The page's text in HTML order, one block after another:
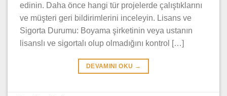
edinin. Daha önce hangi tür projelerde çalıştıklarını
ve müşteri geri bildirimlerini inceleyin. Lisans ve
Sigorta Durumu: Boyama şirketinin veya ustanın
lisanslı ve sigortalı olup olmadığını kontrol […]
DEVAMINI OKU →